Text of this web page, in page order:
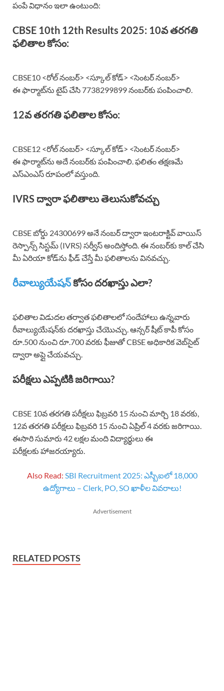
పంపే విధానం ఇలా ఉంటుంది:
CBSE 10th 12th Results 2025: 10వ తరగతి
ఫలితాల కోసం:
CBSE10 <రోల్‌ నంబర్‌> <స్కూల్ కోడ్‌> <సెంటర్ నంబర్‌>
ఈ ఫార్మాట్‌ను టైప్‌ చేసి 7738299899 నంబర్‌కు పంపించాలి.
12వ తరగతి ఫలితాల కోసం:
CBSE12 <రోల్‌ నంబర్‌> <స్కూల్ కోడ్‌> <సెంటర్ నంబర్‌>
ఈ ఫార్మాట్‌ను అదే నంబర్‌కు పంపించాలి. ఫలితం తక్షణమే
ఎస్‌ఎంఎస్‌ రూపంలో వస్తుంది.
IVRS ద్వారా ఫలితాలు తెలుసుకోవచ్చు
CBSE బోర్డు 24300699 అనే నంబర్‌ ద్వారా ఇంటరాక్టివ్ వాయిస్
రెస్పాన్స్ సిస్టమ్ (IVRS) సర్వీస్ అందిస్తోంది. ఈ నంబర్‌కు కాల్ చేసి
మీ ఏరియా కోడ్‌ను ఫీడ్‌ చేస్తే మీ ఫలితాలను వినవచ్చు.
రీవాల్యుయేషన్కోసం దరఖాస్తు ఎలా?
ఫలితాల విడుదల తర్వాత ఫలితాలలో సందేహాలు ఉన్నవారు
రీవాల్యుయేషన్‌కు దరఖాస్తు చేయొచ్చు. ఆన్సర్‌ షీట్‌ కాపీ కోసం
రూ.500 నుంచి రూ.700 వరకు ఫీజుతో CBSE అధికారిక వెబ్‌సైట్‌
ద్వారా అప్లై చేయవచ్చు.
పరీక్షలు ఎప్పటికి జరిగాయి?
CBSE 10వ తరగతి పరీక్షలు ఫిబ్రవరి 15 నుంచి మార్చి 18 వరకు,
12వ తరగతి పరీక్షలు ఫిబ్రవరి 15 నుంచి ఏప్రిల్ 4 వరకు జరిగాయి.
ఈసారి సుమారు 42 లక్షల మంది విద్యార్థులు ఈ
పరీక్షలకు హాజరయ్యారు.
Also Read: SBI Recruitment 2025: ఎస్బీఐలో 18,000
ఉద్యోగాలు – Clerk, PO, SO ఖాళీల వివరాలు!
Advertisement
RELATED POSTS